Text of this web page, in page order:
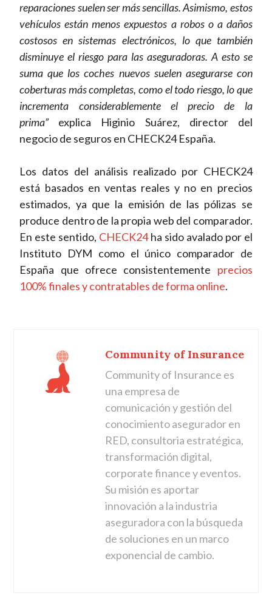
reparaciones suelen ser más sencillas. Asimismo, estos
vehículos están menos expuestos a robos o a daños
costosos en sistemas electrónicos, lo que también
disminuye el riesgo para las aseguradoras. A esto se
suma que los coches nuevos suelen asegurarse con
coberturas más completas, como el todo riesgo, lo que
incrementa considerablemente el precio de la
prima”explica Higinio Suárez, director del
negocio de seguros en CHECK24 España.
Los datos del análisis realizado por CHECK24
está basados en ventas reales y no en precios
estimados, ya que la emisión de las pólizas se
produce dentro de la propia web del comparador.
En este sentido, CHECK24ha sido avalado por el
Instituto DYM como el único comparador de
España que ofrece consistentemente precios
100% finales y contratables de forma online.
Community of Insurance
Community of Insurance es
una empresa de
comunicación y gestión del
conocimiento asegurador en
RED, consultoria estratégica,
transformación digital,
corporate finance y eventos.
Su misión es aportar
innovación a la industria
aseguradora con la búsqueda
de soluciones en un marco
exponencial de cambio.